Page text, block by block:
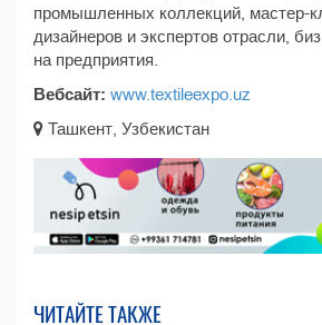
промышленных коллекций, мастер-
дизайнеров и экспертов отрасли,
на предприятия.
Вебсайт: www.textileexpo.uz
Ташкент, Узбекистан
ЧИТАЙТЕ ТАКЖЕ